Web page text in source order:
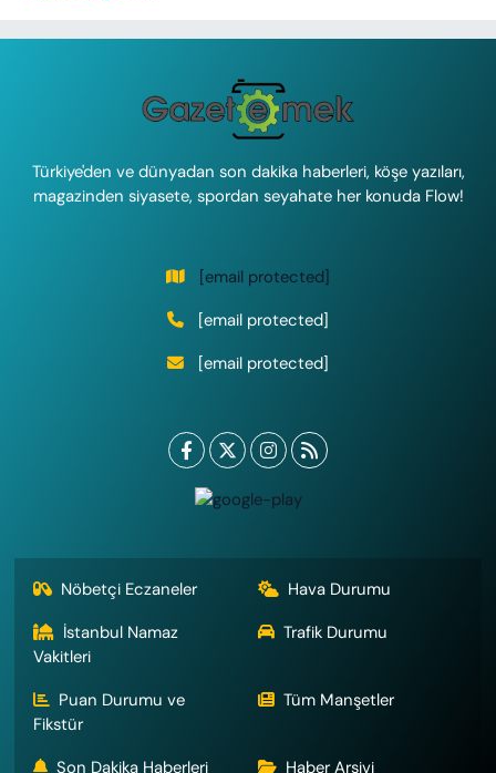
Türkiye'den ve dünyadan son dakika haberleri, köşe yazıları,
magazinden siyasete, spordan seyahate her konuda Flow!
[email protected]
[email protected]
[email protected]
Nöbetçi Eczaneler
Hava Durumu
İstanbul Namaz
Vakitleri
Trafik Durumu
Puan Durumu ve
Fikstür
Tüm Manşetler
Son Dakika Haberleri Haber Arşivi